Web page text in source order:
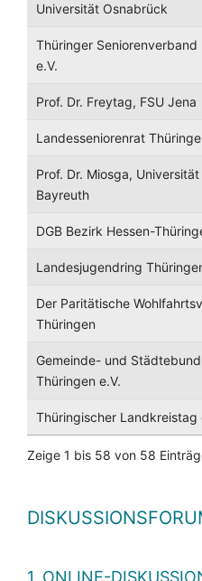
Universität Osnabrück
Thüringer Seniorenverband
e.V.
Prof. Dr. Freytag, FSU Jena
Landesseniorenrat
Prof. Dr. Miosga, Universität
Bayreuth
DGB Bezirk Hessen-
Landesjugendring
Der Paritätische
Thüringen
Gemeinde- und Städtebund
Thüringen e.V.
Thüringischer Landkreistag
Zeige 1 bis 58 von 58
1. ONLINE-